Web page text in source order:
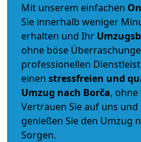
Mit unserem einfachen
Sie innerhalb weniger
erhalten und Ihr
ohne böse
professionellen
einen stressfreien und
Umzug nach Borča, ohne
Vertrauen Sie auf uns
genießen Sie den Umzug
Sorgen.